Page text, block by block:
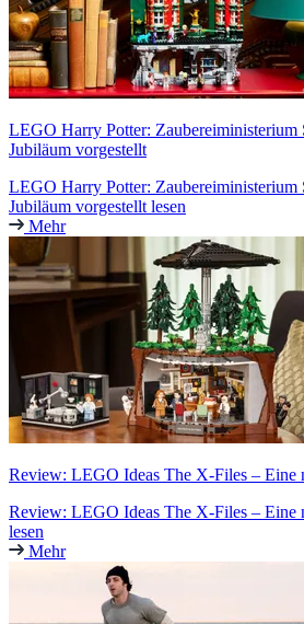
LEGO Harry Potter: Zaubereiministerium
Jubiläum vorgestellt
LEGO Harry Potter: Zaubereiministerium
Jubiläum vorgestellt lesen
Mehr
Review: LEGO Ideas The X-Files – Eine
Review: LEGO Ideas The X-Files – Eine
lesen
Mehr